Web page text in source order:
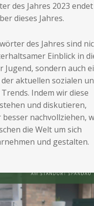
des Jahres 2023
dieses Jahres.
des Jahres sind
Einblick in
Jugend, sondern auch
aktuellen sozialen
Indem wir diese
und diskutieren,
nachvollziehen,
die Welt um sich
und gestalten.